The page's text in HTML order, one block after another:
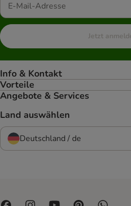
Jetzt
Info & Kontakt
Vorteile
Angebote & Services
Land auswählen
Deutschland / de